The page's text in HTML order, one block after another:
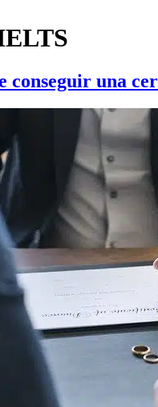
conseguir una